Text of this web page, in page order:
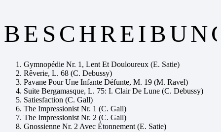
Gymnopédie Nr. 1, Lent Et Douloureux (E. Satie)
Rêverie, L. 68 (C. Debussy)
Pavane Pour Une Infante Défunte, M. 19 (M. Ravel)
Suite Bergamasque, L. 75: I. Clair De Lune (C. Debussy)
Satiesfaction (C. Gall)
The Impressionist Nr. 1 (C. Gall)
The Impressionist Nr. 2 (C. Gall)
Gnossienne Nr. 2 Avec Étonnement (E. Satie)